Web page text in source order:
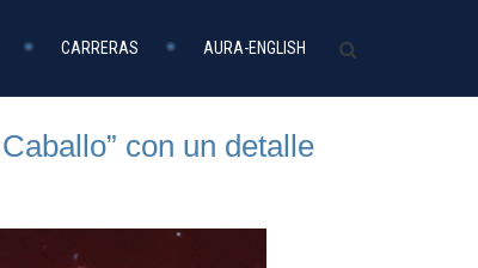
CARRERAS AURA-ENGLISH
con un detalle